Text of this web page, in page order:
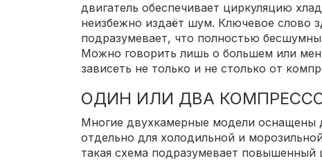
двигатель обеспечивает циркуляцию
неизбежно издаёт шум. Ключевое слово
подразумевает, что полностью
Можно говорить лишь о большем или
зависеть не только и не столько от
ОДИН ИЛИ ДВА
Многие двухкамерные модели
отдельно для холодильной и
такая схема подразумевает повышенный